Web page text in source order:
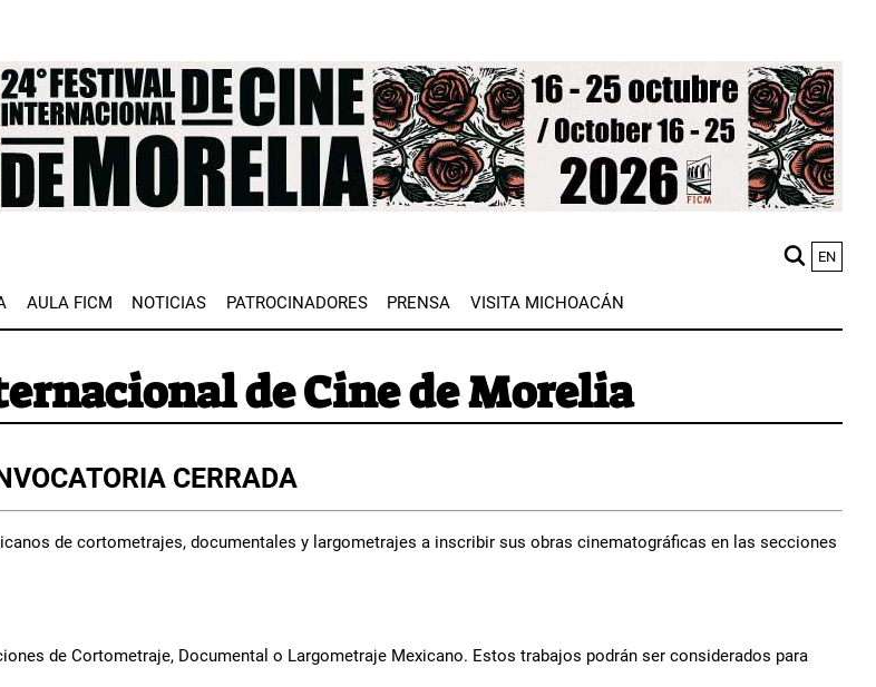
EN
AULA FICM NOTICIAS PATROCINADORES PRENSA VISITA MICHOACÁN
de Cine de Morelia
CERRADA
de cortometrajes, documentales y largometrajes a inscribir sus obras cinematográficas en las secciones
de Cortometraje, Documental o Largometraje Mexicano. Estos trabajos podrán ser considerados para